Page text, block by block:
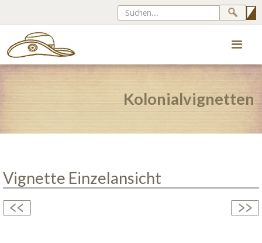
Kolonialvignetten
Vignette Einzelansicht